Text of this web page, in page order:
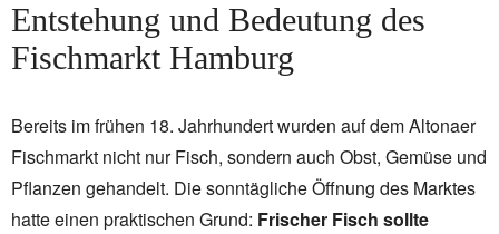
Entstehung und Bedeutung des
Fischmarkt Hamburg
Bereits im frühen 18. Jahrhundert wurden auf dem Altonaer
Fischmarkt nicht nur Fisch, sondern auch Obst, Gemüse und
Pflanzen gehandelt. Die sonntägliche Öffnung des Marktes
hatte einen praktischen Grund: Frischer Fisch sollte